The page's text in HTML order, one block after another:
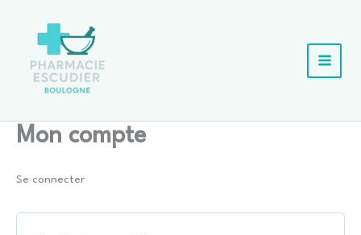
contenu
MAIN
Mon compte
Se connecter